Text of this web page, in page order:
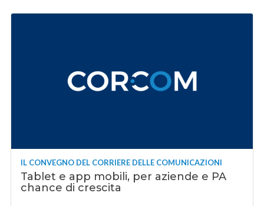
IL CONVEGNO DEL CORRIERE DELLE COMUNICAZIONI
Tablet e app mobili, per aziende e PA
chance di crescita